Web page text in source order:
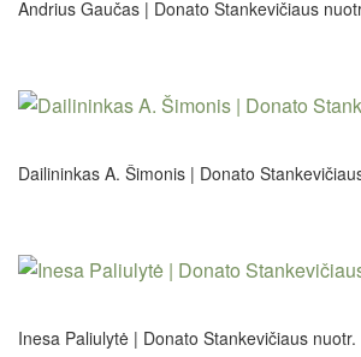
Andrius Gaučas | Donato Stankevičiaus
Dailininkas A. Šimonis | Donato
Inesa Paliulytė | Donato Stankevičiaus nuotr.